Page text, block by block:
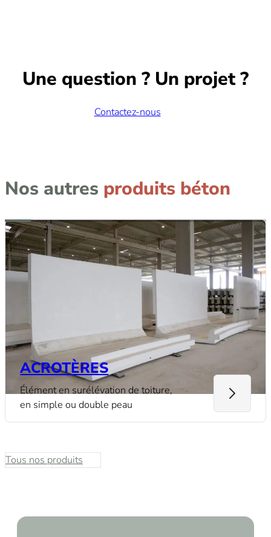
Bègles (33)
Une question ? Un projet ?
Contactez-nous
Nos autres produits béton
ACROTÈRES
Élément en surélévation de toiture,
en simple ou double peau
Tous nos produits